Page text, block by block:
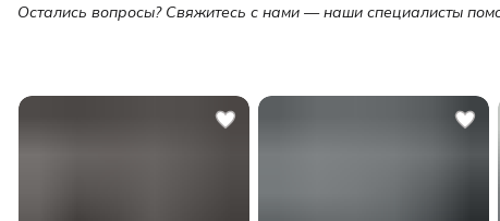
Остались вопросы? Свяжитесь с нами — наши специалисты